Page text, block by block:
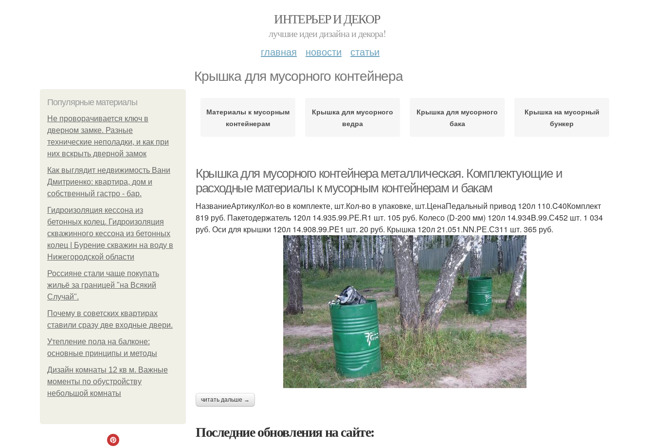
ИНТЕРЬЕР И ДЕКОР
лучшие идеи дизайна и декора!
главная новости статьи
Крышка для мусорного контейнера
Популярные материалы
Не проворачивается ключ в
дверном замке. Разные
технические неполадки, и как при
них вскрыть дверной замок
Как выглядит недвижимость Вани
Дмитриенко: квартира, дом и
собственный гастро - бар.
Гидроизоляция кессона из
бетонных колец. Гидроизоляция
скважинного кессона из бетонных
колец | Бурение скважин на воду в
Нижегородской области
Россияне стали чаще покупать
жильё за границей "на Всякий
Случай".
Почему в советских квартирах
ставили сразу две входные двери.
Утепление пола на балконе:
основные принципы и методы
Дизайн комнаты 12 кв м. Важные
моменты по обустройству
небольшой комнаты
Материалы к мусорным
контейнерам
Крышка для мусорного
ведра
Крышка для мусорного
бака
Крышка на мусорный
бункер
Крышка для мусорного контейнера металлическая. Комплектующие и
расходные материалы к мусорным контейнерам и бакам
НазваниеАртикулКол-во в комплекте, шт.Кол-во в упаковке, шт.ЦенаПедальный привод 120л 110.C40Комплект
819 руб. Пакетодержатель 120л 14.935.99.РЕ.R1 шт. 105 руб. Колесо (D-200 мм) 120л 14.934B.99.С452 шт. 1 034
руб. Оси для крышки 120л 14.908.99.PE1 шт. 20 руб. Крышка 120л 21.051.NN.РЕ.С311 шт. 365 руб.
читать дальше →
Последние обновления на сайте: